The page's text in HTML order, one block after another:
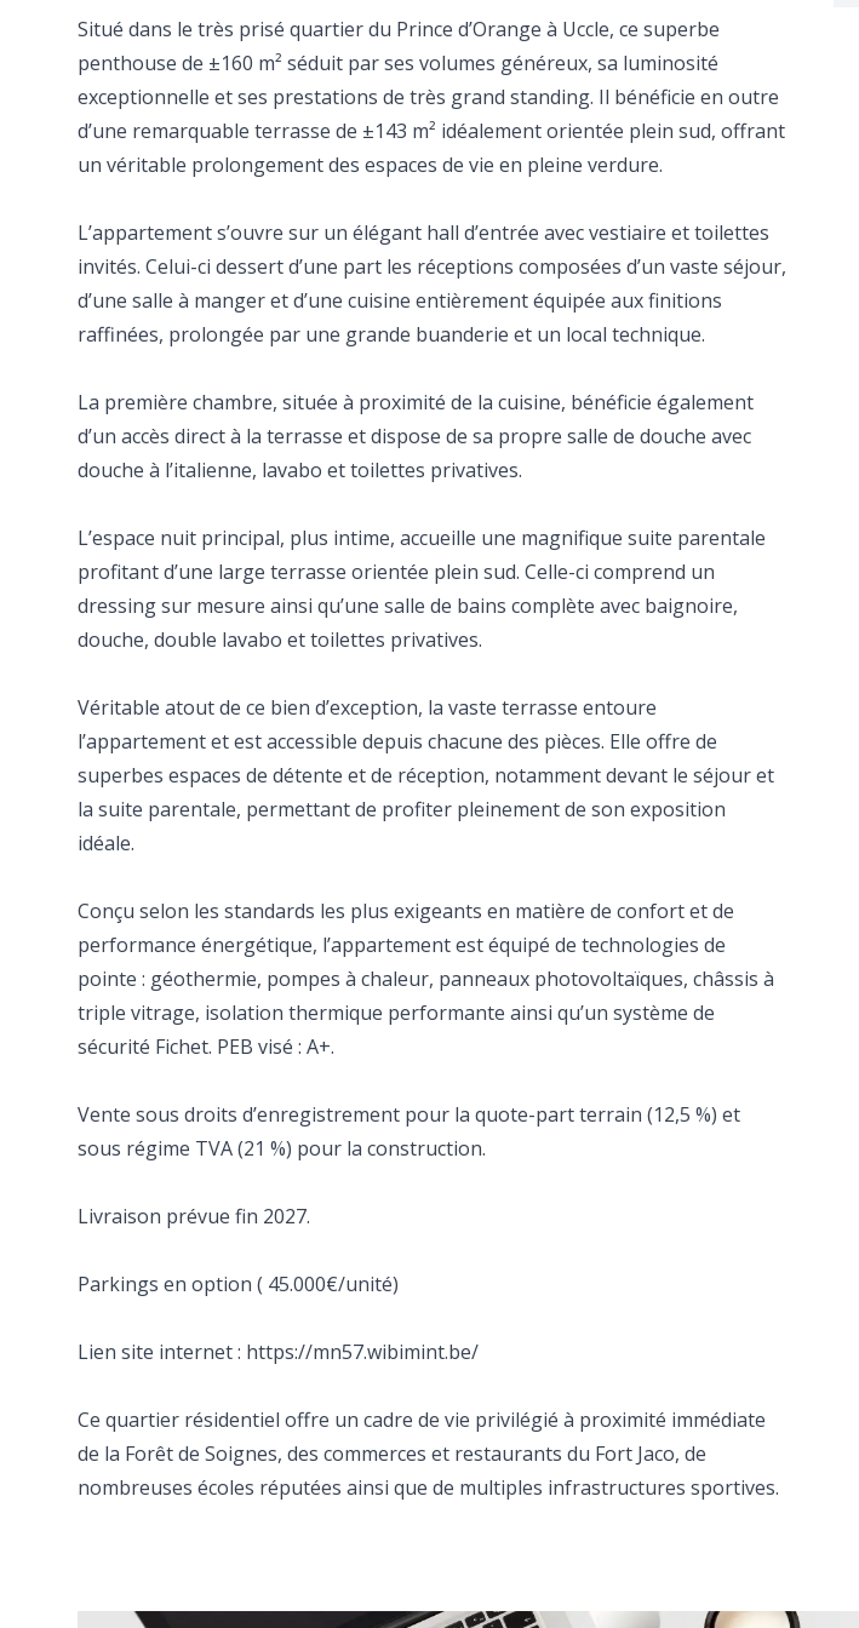
Situé dans le très prisé quartier du Prince d’Orange à Uccle, ce superbe
penthouse de ±160 m² séduit par ses volumes généreux, sa luminosité
exceptionnelle et ses prestations de très grand standing. Il bénéficie en outre
d’une remarquable terrasse de ±143 m² idéalement orientée plein sud, offrant
un véritable prolongement des espaces de vie en pleine verdure.
L’appartement s’ouvre sur un élégant hall d’entrée avec vestiaire et toilettes
invités. Celui-ci dessert d’une part les réceptions composées d’un vaste séjour,
d’une salle à manger et d’une cuisine entièrement équipée aux finitions
raffinées, prolongée par une grande buanderie et un local technique.
La première chambre, située à proximité de la cuisine, bénéficie également
d’un accès direct à la terrasse et dispose de sa propre salle de douche avec
douche à l’italienne, lavabo et toilettes privatives.
L’espace nuit principal, plus intime, accueille une magnifique suite parentale
profitant d’une large terrasse orientée plein sud. Celle-ci comprend un
dressing sur mesure ainsi qu’une salle de bains complète avec baignoire,
douche, double lavabo et toilettes privatives.
Véritable atout de ce bien d’exception, la vaste terrasse entoure
l’appartement et est accessible depuis chacune des pièces. Elle offre de
superbes espaces de détente et de réception, notamment devant le séjour et
la suite parentale, permettant de profiter pleinement de son exposition
idéale.
Conçu selon les standards les plus exigeants en matière de confort et de
performance énergétique, l’appartement est équipé de technologies de
pointe : géothermie, pompes à chaleur, panneaux photovoltaïques, châssis à
triple vitrage, isolation thermique performante ainsi qu’un système de
sécurité Fichet. PEB visé : A+.
Vente sous droits d’enregistrement pour la quote-part terrain (12,5 %) et
sous régime TVA (21 %) pour la construction.
Livraison prévue fin 2027.
Parkings en option ( 45.000€/unité)
Lien site internet : https://mn57.wibimint.be/
Ce quartier résidentiel offre un cadre de vie privilégié à proximité immédiate
de la Forêt de Soignes, des commerces et restaurants du Fort Jaco, de
nombreuses écoles réputées ainsi que de multiples infrastructures sportives.